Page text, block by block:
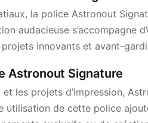
la police Astronout
audacieuse s’accompagne
innovants et avant-
Astronout Signature
les projets d’impression,
utilisation de cette police